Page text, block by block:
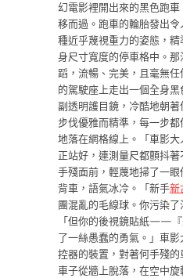
幻電影裡開出來的黑色跑
移而過。跑車的輪胎發出
種近乎蔑視重力的姿態，
身尺寸寬度的停車格中。
蹈，流暢、完美，且毫無
的駕駛座上走出一個全身
副透明護目鏡，冷酷地朝
步伐優雅而精準，每一步
地落在網格線上。「車影
正站好，連測量尺都顫抖
手殘面前，輕蔑地掃了一
背車，語氣冰冷。「新手新
團混亂的毛線球。你污染了
「但你的後視鏡貼紙——
了一絲愚蠢的勇氣。」車
控器的裝置，對著何手殘
車子從牆上脫落，在空中